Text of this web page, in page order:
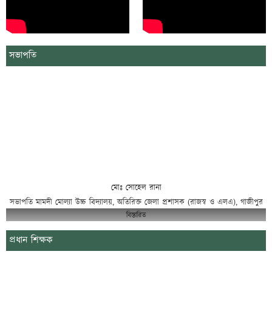
সভাপতি
মোঃ সোহেল রানা
সভাপতি মামদী মোল্যা উচ্চ বিদ্যালয়, অতিরিক্ত জেলা প্রশাসক (রাজস্ব ও এলএ), গাজীপুর
বিস্তারিত
প্রধান শিক্ষক